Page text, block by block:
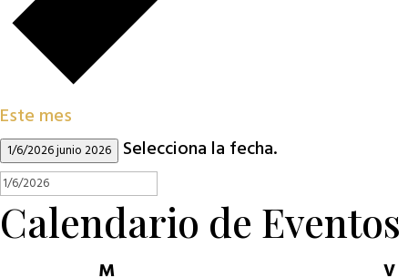
Este mes
1/6/2026junio 2026 Selecciona la fecha.
Calendario de Eventos
M
V